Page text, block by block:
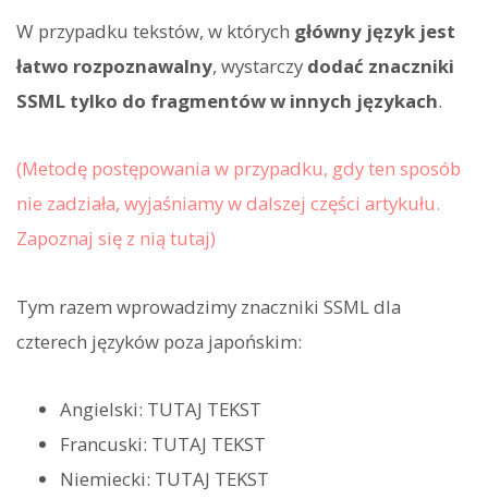
W przypadku tekstów, w których główny język jest
łatwo rozpoznawalny, wystarczy dodać znaczniki
SSML tylko do fragmentów w innych językach.
(Metodę postępowania w przypadku, gdy ten sposób
nie zadziała, wyjaśniamy w dalszej części artykułu.
Zapoznaj się z nią tutaj)
Tym razem wprowadzimy znaczniki SSML dla
czterech języków poza japońskim:
Angielski: TUTAJ TEKST
Francuski: TUTAJ TEKST
Niemiecki: TUTAJ TEKST